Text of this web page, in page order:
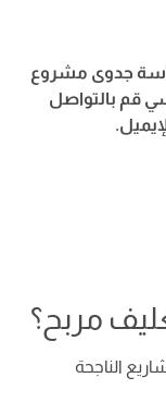
جدوى مشروع
قم بالتواصل
مربح؟
الناجحة